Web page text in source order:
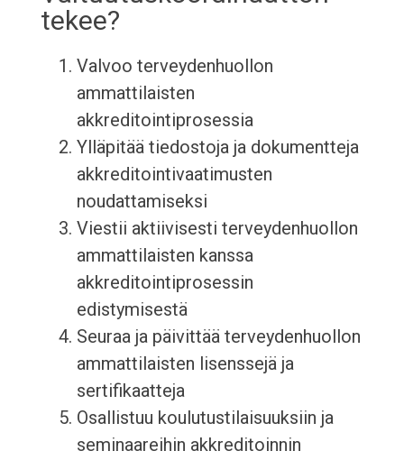
tekee?
Valvoo terveydenhuollon
ammattilaisten
akkreditointiprosessia
Ylläpitää tiedostoja ja dokumentteja
akkreditointivaatimusten
noudattamiseksi
Viestii aktiivisesti terveydenhuollon
ammattilaisten kanssa
akkreditointiprosessin
edistymisestä
Seuraa ja päivittää terveydenhuollon
ammattilaisten lisenssejä ja
sertifikaatteja
Osallistuu koulutustilaisuuksiin ja
seminaareihin akkreditoinnin